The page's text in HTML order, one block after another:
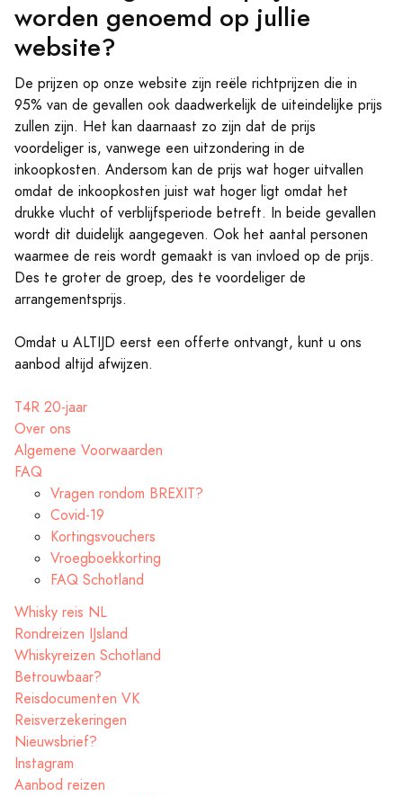
worden genoemd op jullie
website?
De prijzen op onze website zijn reële richtprijzen die in
95% van de gevallen ook daadwerkelijk de uiteindelijke prijs
zullen zijn. Het kan daarnaast zo zijn dat de prijs
voordeliger is, vanwege een uitzondering in de
inkoopkosten. Andersom kan de prijs wat hoger uitvallen
omdat de inkoopkosten juist wat hoger ligt omdat het
drukke vlucht of verblijfsperiode betreft. In beide gevallen
wordt dit duidelijk aangegeven. Ook het aantal personen
waarmee de reis wordt gemaakt is van invloed op de prijs.
Des te groter de groep, des te voordeliger de
arrangementsprijs.
Omdat u ALTIJD eerst een offerte ontvangt, kunt u ons
aanbod altijd afwijzen.
T4R 20-jaar
Over ons
Algemene Voorwaarden
FAQ
Vragen rondom BREXIT?
Covid-19
Kortingsvouchers
Vroegboekkorting
FAQ Schotland
Whisky reis NL
Rondreizen IJsland
Whiskyreizen Schotland
Betrouwbaar?
Reisdocumenten VK
Reisverzekeringen
Nieuwsbrief?
Instagram
Aanbod reizen